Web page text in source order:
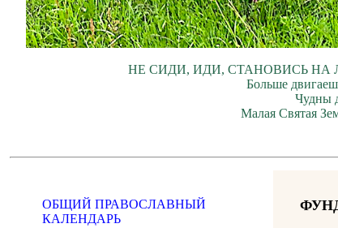
НЕ СИДИ, ИДИ, СТАНОВИСЬ НА
Больше
Чудны
Малая Святая
ОБЩИЙ ПРАВОСЛАВНЫЙ
КАЛЕНДАРЬ